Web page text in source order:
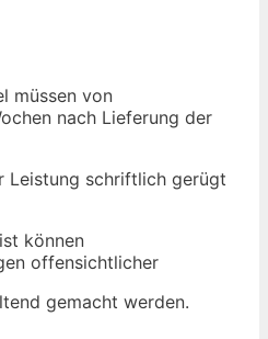
müssen von
nach Lieferung der
Leistung schriftlich gerügt
können
offensichtlicher
gemacht werden.